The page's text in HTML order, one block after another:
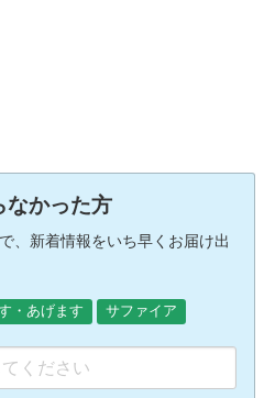
なかった方
、新着情報をいち早くお届け出
・あげます サファイア